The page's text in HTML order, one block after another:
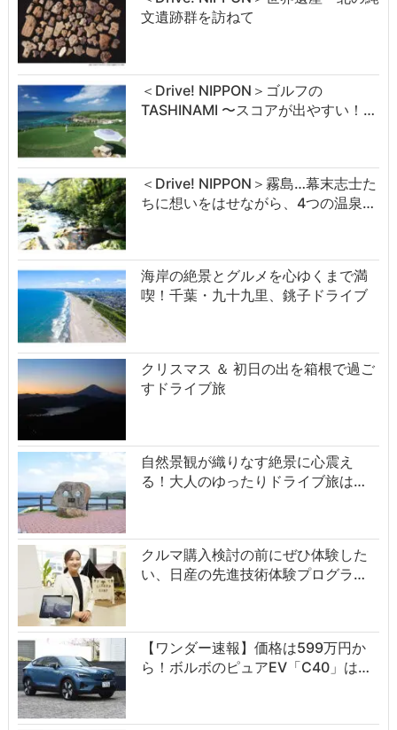
文遺跡群を訪ねて
＜Drive! NIPPON＞ゴルフの
TASHINAMI 〜スコアが出やすい！…
＜Drive! NIPPON＞霧島…幕末志士た
ちに想いをはせながら、4つの温泉…
海岸の絶景とグルメを心ゆくまで満
喫！千葉・九十九里、銚子ドライブ
クリスマス ＆ 初日の出を箱根で過ご
すドライブ旅
自然景観が織りなす絶景に心震え
る！大人のゆったりドライブ旅は…
クルマ購入検討の前にぜひ体験した
い、日産の先進技術体験プログラ…
【ワンダー速報】価格は599万円か
ら！ボルボのピュアEV「C40」は…